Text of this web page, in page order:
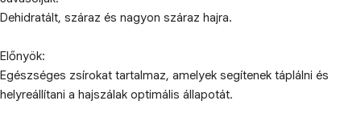
Dehidratált, száraz és nagyon száraz hajra.
Előnyök:
Egészséges zsírokat tartalmaz, amelyek segítenek táplálni és
helyreállítani a hajszálak optimális állapotát.